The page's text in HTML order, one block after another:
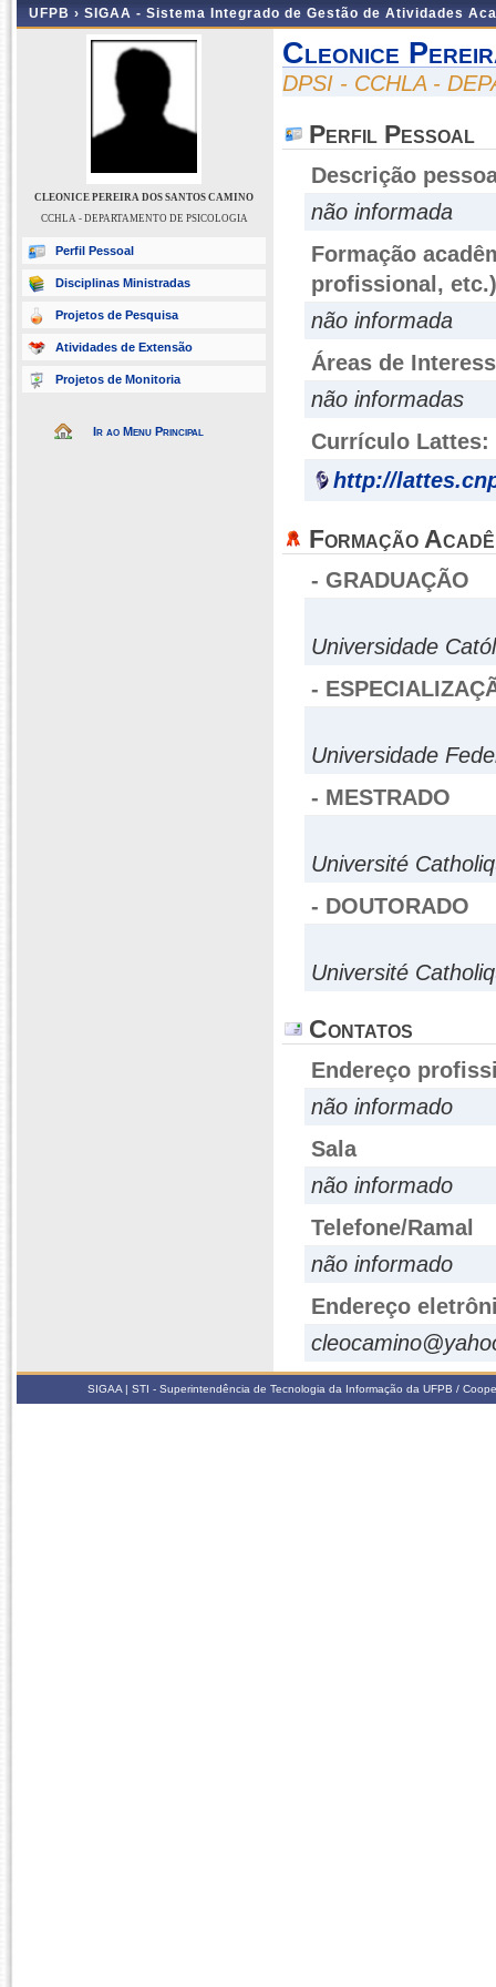
UFPB › SIGAA - Sistema Integrado de Gestão de Atividades
CLEONICE PEREIRA DOS SANTOS CAMINO
CCHLA - DEPARTAMENTO DE PSICOLOGIA
Perfil Pessoal
Disciplinas Ministradas
Projetos de Pesquisa
Atividades de Extensão
Projetos de Monitoria
Ir ao Menu Principal
Cleonice
DPSI - CCHLA -
Perfil Pessoal
Descrição
não informada
Formação
profissional, etc.)
não informada
Áreas de
não informadas
Currículo Lattes:
http://
Formação
- GRADUAÇÃO
Universidade
-
Universidade
- MESTRADO
Université
- DOUTORADO
Université
Contatos
Endereço
não informado
Sala
não informado
Telefone/Ramal
não informado
Endereço
SIGAA | STI - Superintendência de Tecnologia da Informação da UFPB /